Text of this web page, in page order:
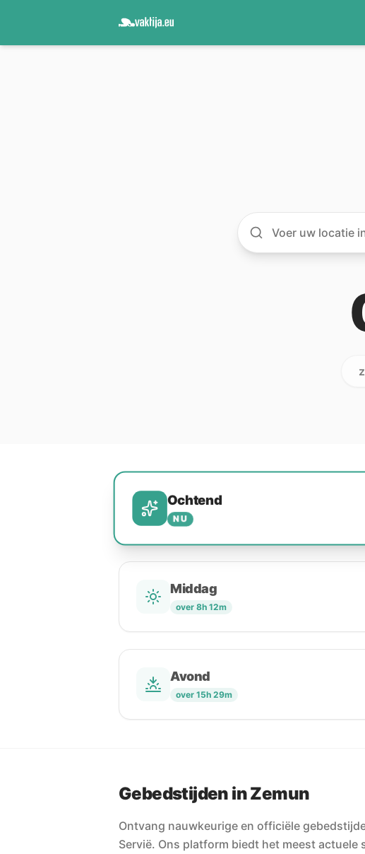
Ochtend
NU
Middag
over 8h 12m
Avond
over 15h 29m
Gebedstijden in Zemun
Ontvang nauwkeurige en officiële
Servië. Ons platform biedt het meest actuele